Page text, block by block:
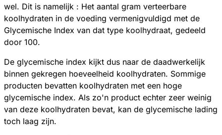
wel. Dit is namelijk : Het aantal gram verteerbare
koolhydraten in de voeding vermenigvuldigd met de
Glycemische Index van dat type koolhydraat, gedeeld
door 100.
De glycemische index kijkt dus naar de daadwerkelijk
binnen gekregen hoeveelheid koolhydraten. Sommige
producten bevatten koolhydraten met een hoge
glycemische index. Als zo'n product echter zeer weinig
van deze koolhydraten bevat, kan de glycemische lading
toch laag zijn.